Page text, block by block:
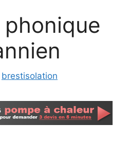
brestisolation